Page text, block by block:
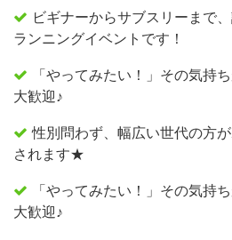
ビギナーからサブスリーまで
ランニングイベントです！
「やってみたい！」その気持
大歓迎♪
性別問わず、幅広い世代の方
されます★
「やってみたい！」その気持
大歓迎♪